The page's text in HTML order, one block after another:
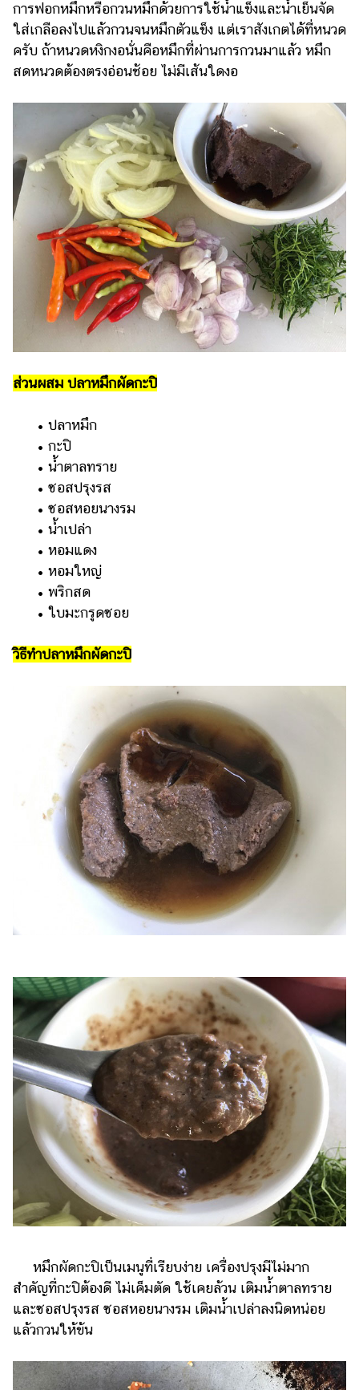
การฟอกหมึกหรือกวนหมึกด้วยการใช้น้ำแข็งและน้ำเย็นจัด
ใส่เกลือลงไปแล้วกวนจนหมึกตัวแข็ง แต่เราสังเกตได้ที่หนวด
ครับ ถ้าหนวดหงิกงอนั่นคือหมึกที่ผ่านการกวนมาแล้ว หมึก
สดหนวดต้องตรงอ่อนช้อย ไม่มีเส้นใดงอ
ส่วนผสม ปลาหมึกผัดกะปิ
• ปลาหมึก
• กะปิ
• น้ำตาลทราย
• ซอสปรุงรส
• ซอสหอยนางรม
• น้ำเปล่า
• หอมแดง
• หอมใหญ่
• พริกสด
• ใบมะกรูดซอย
วิธีทำปลาหมึกผัดกะปิ
หมึกผัดกะปิเป็นเมนูที่เรียบง่าย เครื่องปรุงมีไม่มาก
สำคัญที่กะปิต้องดี ไม่เค็มตัด ใช้เคยล้วน เติมน้ำตาลทราย
และซอสปรุงรส ซอสหอยนางรม เติมน้ำเปล่าลงนิดหน่อย
แล้วกวนให้ข้น